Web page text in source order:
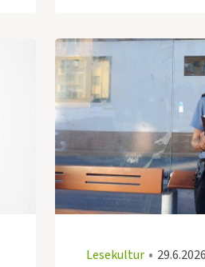
Lesekultur • 29.6.2026